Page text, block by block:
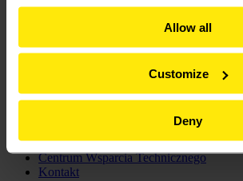
Allow all
Customize
Deny
Przygotowanie symulacji i
Simcenter Hypermesh –
Simcenter Hypermesh –
Konkurs
Webinary
Centrum Wsparcia Technicznego
Kontakt